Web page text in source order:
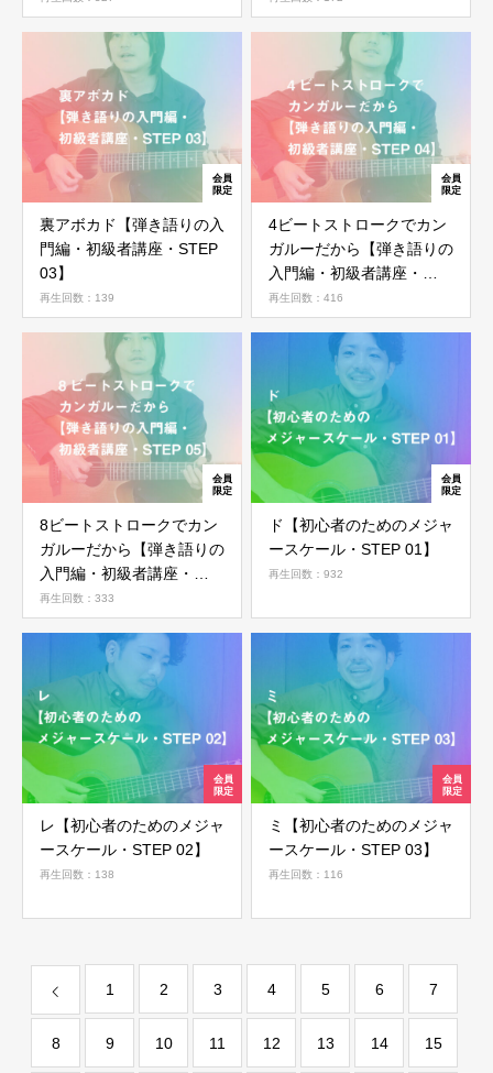
裏アボカド【弾き語りの入
門編・初級者講座・STEP
03】
再生回数：139
4ビートストロークでカン
ガルーだから【弾き語りの
入門編・初級者講座・
STEP 04】
再生回数：416
8ビートストロークでカン
ガルーだから【弾き語りの
入門編・初級者講座・
STEP 05】
再生回数：333
ド【初心者のためのメジャ
ースケール・STEP 01】
再生回数：932
レ【初心者のためのメジャ
ースケール・STEP 02】
再生回数：138
ミ【初心者のためのメジャ
ースケール・STEP 03】
再生回数：116
1 2 3 4 5 6 7
8 9 10 11 12 13 14 15
ログイン
パスワードを忘れた場合
会員ではない方は会員登録してください